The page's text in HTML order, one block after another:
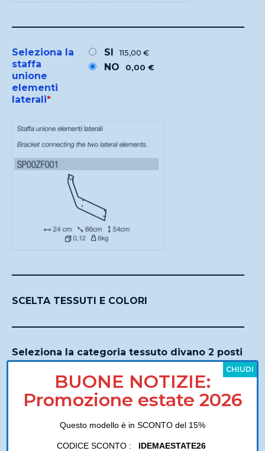
Seleziona la
staffa
unione
elementi
laterali*
SI 115,00 €
NO 0,00 €
SCELTA TESSUTI E COLORI
Seleziona la categoria tessuto divano 2 posti
*
0,00 €
Riseleziona la stessa categoria per vedere i
colori e tessuti disponibili*
BUONE NOTIZIE:
Promozione estate 2026
Questo modello è in SCONTO del 15%
CODICE SCONTO : IDEMAESTATE26
CHIUDI